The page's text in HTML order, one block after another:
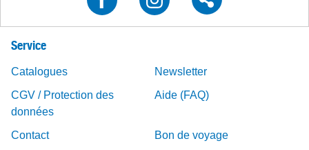
Service
Catalogues
Newsletter
CGV / Protection des
données
Aide (FAQ)
Contact
Bon de voyage